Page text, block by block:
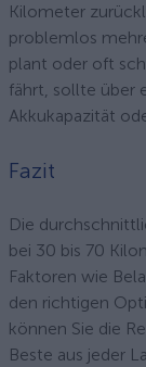
Kilometer
problemlos
plant oder oft
fährt, sollte über
Akkukapazität
Fazit
Die
bei 30 bis 70
Faktoren wie
den richtigen
können Sie die
Beste aus jeder